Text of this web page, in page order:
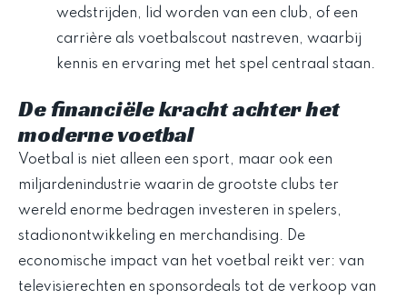
wedstrijden, lid worden van een club, of een
carrière als voetbalscout nastreven, waarbij
kennis en ervaring met het spel centraal staan.
De financiële kracht achter het
moderne voetbal
Voetbal is niet alleen een sport, maar ook een
miljardenindustrie waarin de grootste clubs ter
wereld enorme bedragen investeren in spelers,
stadionontwikkeling en merchandising. De
economische impact van het voetbal reikt ver: van
televisierechten en sponsordeals tot de verkoop van